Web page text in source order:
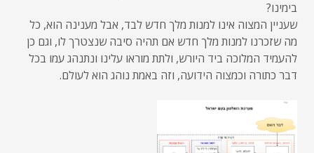
בימינו?
שעניין המצוה אינו למנות מלך חדש לבד, אבל מענינה הוא, כל
מה שזכרנו למנות מלך חדש אם תהיה סיבה שנצטרך לו, וגם כן
להעמיד המלוכה ביד היורש, ולתת מוראו עלינו ונתנהג עמו בכל
דבר כתורה וכמצוה הידועה, וזה באמת נוהג הוא לעולם.